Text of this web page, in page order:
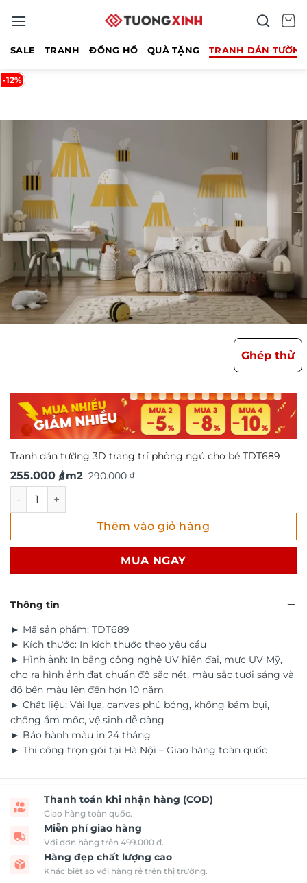
qua
SALE TRANH ĐỒNG HỒ QUÀ TẶNG TRANH DÁN
-12%
Ghép thử
Tranh dán tường 3D trang trí phòng ngủ cho bé TDT689
290.000₫
Giá
là:
290.000 ₫.
255.000 ₫
Giá
tại
là:
/ m2
Tranh dán tường 3D trang trí phòng ngủ cho bé TDT689
Thêm vào giỏ hàng
MUA NGAY
Thông tin
► Mã sản phẩm: TDT689
► Kích thước: In kích thước theo yêu cầu
► Hình ảnh: In bằng công nghệ UV hiên đại, mực UV Mỹ,
cho ra hình ảnh đạt chuẩn độ sắc nét, màu sắc tươi sáng và
độ bền màu lên đến hơn 10 năm
► Chất liệu: Vải lụa, canvas phủ bóng, không bám bụi,
chống ẩm mốc, vệ sinh dễ dàng
► Bảo hành màu in 24 tháng
► Thi công trọn gói tại Hà Nội – Giao hàng toàn quốc
Thanh toán khi nhận hàng (COD)
Giao hàng toàn quốc.
Miễn phí giao hàng
Với đơn hàng trên 499.000 đ.
Hàng đẹp chất lượng cao
Khác biệt so với hàng rẻ trên thị trường.